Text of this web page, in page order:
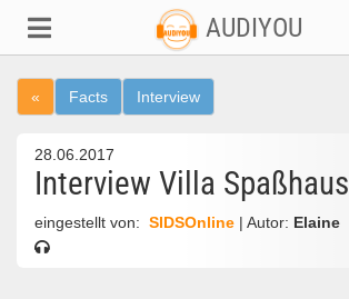
AUDIYOU
« Facts Interview
28.06.2017
Interview Villa Spaßhaus
eingestellt von: SIDSOnline | Autor: Elaine